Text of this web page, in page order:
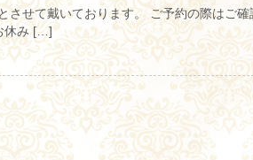
させて戴いております。 ご予約の際はご確
休み […]